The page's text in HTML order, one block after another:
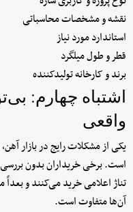
نقشه و مشخصات محاسباتی
استاندارد مورد نیاز
قطر و طول میلگرد
برند و کارخانه تولیدکننده
اشتباه چهارم:
واقعی
یکی از مشکلات رایج در بازار
است. برخی خریداران بدون بررسی
تناژ اعلامی خرید می‌کنند و
آن‌ها متفاوت است.